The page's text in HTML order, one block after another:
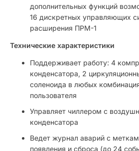
дополнительных функций
16 дискретных управляющих
расширения ПРМ-1
Технические характеристики
Поддерживает работу: 4
конденсатора, 2
соленоида в любых
пользователя
Управляет чиллером с
конденсатора
Ведет журнал аварий с
появления и сброса (до 24